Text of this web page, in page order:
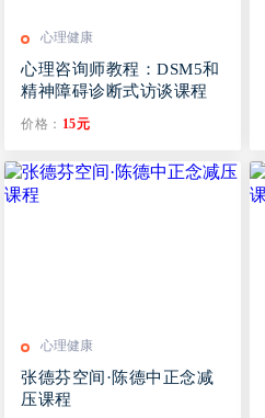
心理健康
心理咨询师教程：DSM5和
精神障碍诊断式访谈课程
价格： 15元
心理健康
张德芬空间·陈德中正念减
压课程